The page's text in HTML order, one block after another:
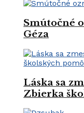
Smútočné
Géza
Láska sa
Zbierka